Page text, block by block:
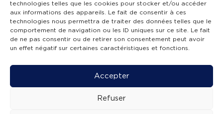
technologies telles que les cookies pour stocker et/ou accéder
aux informations des appareils. Le fait de consentir à ces
technologies nous permettra de traiter des données telles que le
comportement de navigation ou les ID uniques sur ce site. Le fait
de ne pas consentir ou de retirer son consentement peut avoir
un effet négatif sur certaines caractéristiques et fonctions.
Accepter
Refuser
SUIVEZ-NOUS !
Mentions légales -Accessibilité